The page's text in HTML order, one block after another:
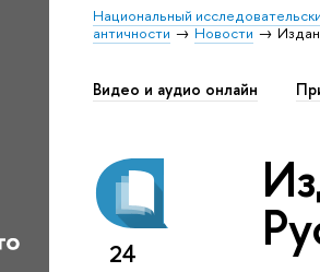
Национальный
античности
Новости
Видео и аудио онлайн
24